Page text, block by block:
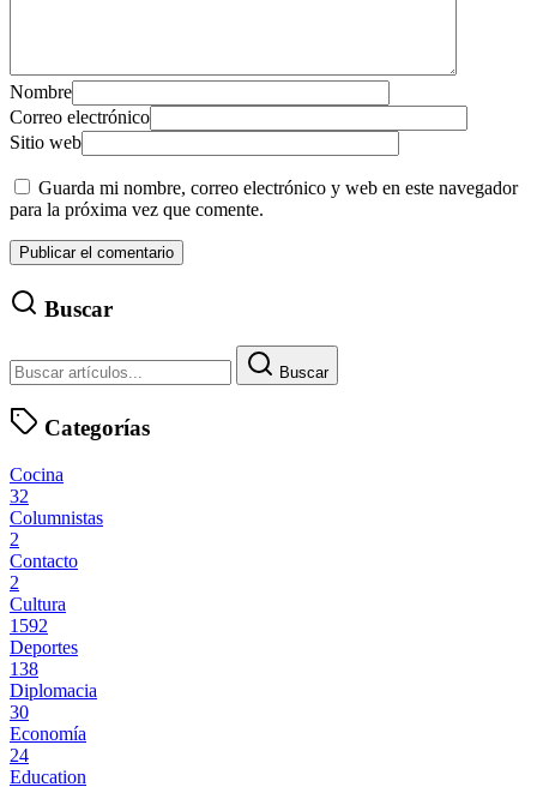
Nombre
Correo electrónico
Sitio web
Guarda mi nombre, correo electrónico y web en este navegador
para la próxima vez que comente.
Buscar
Buscar
Categorías
Cocina
32
Columnistas
2
Contacto
2
Cultura
1592
Deportes
138
Diplomacia
30
Economía
24
Education